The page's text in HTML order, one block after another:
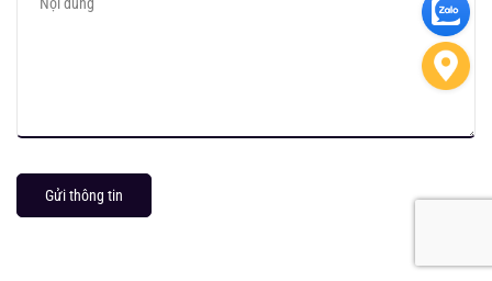
Gửi thông tin